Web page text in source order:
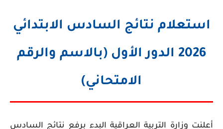
استعلام نتائج السادس الابتدائي
2026 الدور الأول (بالاسم والرقم
الامتحاني)
أعلنت وزارة التربية العراقية البدء برفع
نتائج السادس